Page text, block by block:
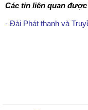
Các tin liên quan
- Đài Phát thanh và